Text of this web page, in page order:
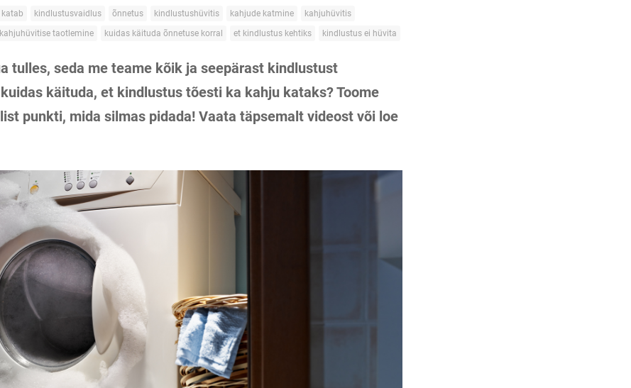
kindlustusvaidlus õnnetus kindlustushüvitis kahjude katmine
kahjuhüvitis
kahjuhüvitise taotlemine kuidas käituda õnnetuse korral et kindlustus kehtiks kindlustus ei hüvita
tulles, seda me teame kõik ja seepärast kindlustust
käituda, et kindlustus tõesti ka kahju kataks? Toome
punkti, mida silmas pidada! Vaata täpsemalt videost või loe